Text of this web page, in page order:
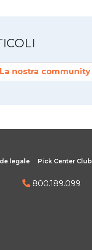
La nostra community
legale Pick Center Club
800.189.099